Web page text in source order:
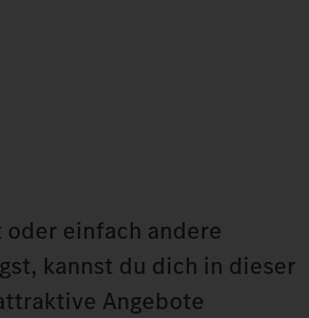
einfach andere
kannst du dich in dieser
Angebote